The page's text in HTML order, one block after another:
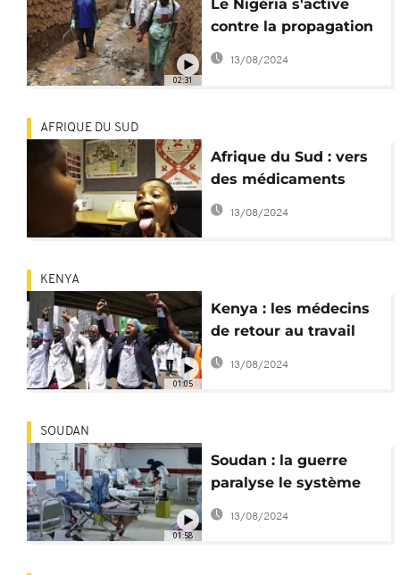
02:31
Le Nigéria s'active
contre la propagation
du choléra
13/08/2024
AFRIQUE DU SUD
Afrique du Sud : vers
des médicaments
génériques contre la
tuberculose
13/08/2024
01:05
KENYA
Kenya : les médecins
de retour au travail
après 2 mois de grève
13/08/2024
01:58
SOUDAN
Soudan : la guerre
paralyse le système
de santé
13/08/2024